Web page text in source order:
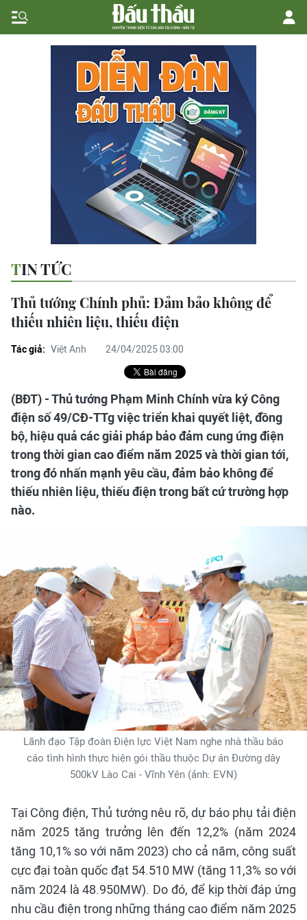
TIN TỨC
Thủ tướng Chính phủ: Đảm bảo không để
thiếu nhiên liệu, thiếu điện
Tác giả: Việt Anh 24/04/2025 03:00
(BĐT) - Thủ tướng Phạm Minh Chính vừa ký Công
điện số 49/CĐ-TTg việc triển khai quyết liệt, đồng
bộ, hiệu quả các giải pháp bảo đảm cung ứng điện
trong thời gian cao điểm năm 2025 và thời gian tới,
trong đó nhấn mạnh yêu cầu, đảm bảo không để
thiếu nhiên liệu, thiếu điện trong bất cứ trường hợp
nào.
Lãnh đạo Tập đoàn Điện lực Việt Nam nghe nhà thầu báo
cáo tình hình thực hiện gói thầu thuộc Dự án Đường dây
500kV Lào Cai - Vĩnh Yên (ảnh: EVN)
Tại Công điện, Thủ tướng nêu rõ, dự báo phụ tải điện
năm 2025 tăng trưởng lên đến 12,2% (năm 2024
tăng 10,1% so với năm 2023) cho cả năm, công suất
cực đại toàn quốc đạt 54.510 MW (tăng 11,3% so với
năm 2024 là 48.950MW). Do đó, để kịp thời đáp ứng
nhu cầu điện trong những tháng cao điểm năm 2025